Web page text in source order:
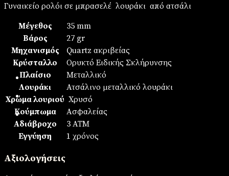
Γυναικείο ρολόι σε μπρασελέ λουράκι από ατσάλι
Μέγεθος
35 mm
Βάρος
27 gr
Μηχανισμός
Quartz ακριβείας
Κρύσταλλο
Ορυκτό Ειδικής Σκλήρυνσης
Πλαίσιο
Mεταλλικό
Λουράκι
Ατσάλινο μεταλλικό λουράκι
Χρώμα λουριού Χρυσό
Κούμπωμα
Ασφαλείας
Αδιάβροχο
3 ΑΤΜ
Εγγύηση
1 χρόνος
Αξιολογήσεις